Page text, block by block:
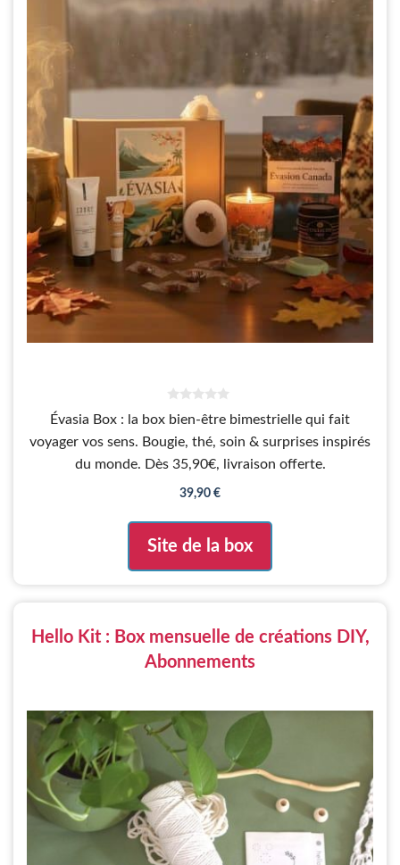
s
r
Évasia Box : la box bien-être bimestrielle qui fait
voyager vos sens. Bougie, thé, soin & surprises inspirés
du monde. Dès 35,90€, livraison offerte.
39,90 €
Site de la box
Hello Kit : Box mensuelle de créations DIY,
Abonnements